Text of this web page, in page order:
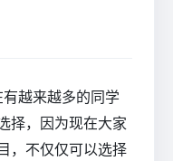
越来越多的同学
择，因为现在大家
，不仅仅可以选择